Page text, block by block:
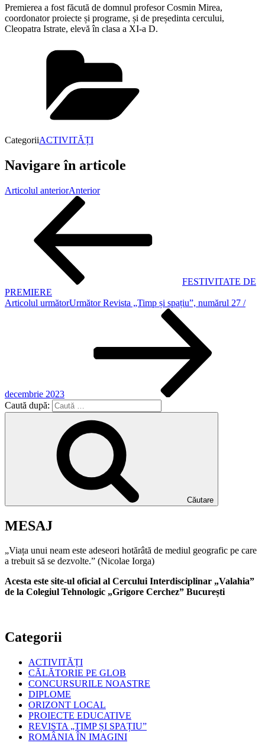
Premierea a fost făcută de domnul profesor Cosmin Mirea,
coordonator proiecte și programe, și de președinta cercului,
Cleopatra Istrate, elevă în clasa a XI-a D.
CategoriiACTIVITĂȚI
Navigare în articole
Articolul anteriorAnterior
FESTIVITATE DE
PREMIERE
Articolul următorUrmător Revista „Timp și spațiu”, numărul 27 /
decembrie 2023
Caută după:
Căutare
MESAJ
„Viața unui neam este adeseori hotărâtă de mediul geografic pe care
a trebuit să se dezvolte.” (Nicolae Iorga)
Acesta este site-ul oficial al Cercului Interdisciplinar „Valahia”
de la Colegiul Tehnologic „Grigore Cerchez” București
Categorii
ACTIVITĂȚI
CĂLĂTORIE PE GLOB
CONCURSURILE NOASTRE
DIPLOME
ORIZONT LOCAL
PROIECTE EDUCATIVE
REVISTA „TIMP ȘI SPAȚIU”
ROMÂNIA ÎN IMAGINI